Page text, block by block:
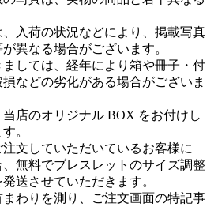
入荷の状況などにより、掲載写真
異なる場合がございます。
しては、経年により箱や冊子・付
などの劣化がある場合がございま
店のオリジナル BOX をお付けし
。
文していただいているお客様に
無料でブレスレットのサイズ調整
送させていただきます。
まわりを測り、ご注文画面の特記事